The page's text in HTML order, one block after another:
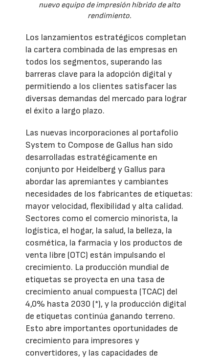
nuevo equipo de impresión híbrido de alto
rendimiento.
Los lanzamientos estratégicos completan
la cartera combinada de las empresas en
todos los segmentos, superando las
barreras clave para la adopción digital y
permitiendo a los clientes satisfacer las
diversas demandas del mercado para lograr
el éxito a largo plazo.
Las nuevas incorporaciones al portafolio
System to Compose de Gallus han sido
desarrolladas estratégicamente en
conjunto por Heidelberg y Gallus para
abordar las apremiantes y cambiantes
necesidades de los fabricantes de etiquetas:
mayor velocidad, flexibilidad y alta calidad.
Sectores como el comercio minorista, la
logística, el hogar, la salud, la belleza, la
cosmética, la farmacia y los productos de
venta libre (OTC) están impulsando el
crecimiento. La producción mundial de
etiquetas se proyecta en una tasa de
crecimiento anual compuesta (TCAC) del
4,0% hasta 2030 (*), y la producción digital
de etiquetas continúa ganando terreno.
Esto abre importantes oportunidades de
crecimiento para impresores y
convertidores, y las capacidades de